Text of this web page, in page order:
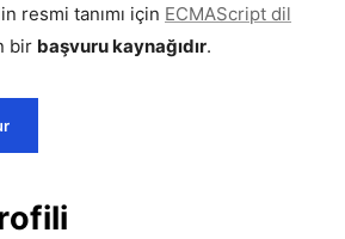
resmi tanımı için ECMAScript dil
bir başvuru kaynağıdır.